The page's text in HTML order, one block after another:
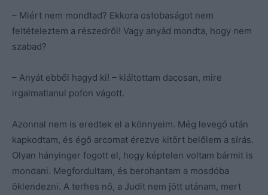
– Miért nem mondtad? Ekkora ostobaságot nem
feltételeztem a részedről! Vagy anyád mondta, hogy nem
szabad?
– Anyát ebből hagyd ki! – kiáltottam dacosan, mire
irgalmatlanul pofon vágott.
Azonnal nem is eredtek el a könnyeim. Még levegő után
kapkodtam, és égő arcomat érezve kitört belőlem a sírás.
Olyan hányinger fogott el, hogy képtelen voltam bármit is
mondani. Megfordultam, és berohantam a mosdóba
öklendezni. A terhes nő, a Judit nem jött utánam, mert